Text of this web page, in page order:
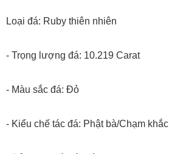
Loại đá: Ruby thiên nhiên
- Trọng lượng đá: 10.219 Carat
- Màu sắc đá: Đỏ
- Kiểu chế tác đá: Phật bà/Chạm khắc